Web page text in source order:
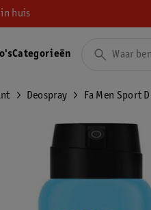
huis
Categorieën
Deospray Fa Men Sport